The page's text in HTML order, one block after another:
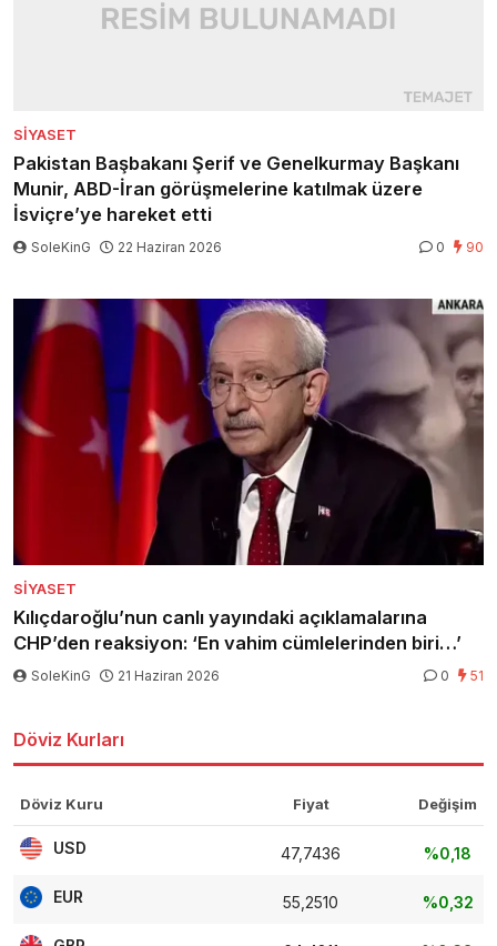
SIYASET
Pakistan Başbakanı Şerif ve Genelkurmay Başkanı
Munir, ABD-İran görüşmelerine katılmak üzere
İsviçre’ye hareket etti
SoleKinG 22 Haziran 2026 0 90
SIYASET
Kılıçdaroğlu’nun canlı yayındaki açıklamalarına
CHP’den reaksiyon: ‘En vahim cümlelerinden biri…’
SoleKinG 21 Haziran 2026 0 51
Döviz Kurları
Döviz Kuru Fiyat Değişim
USD 47,7436 %0,18
EUR 55,2510 %0,32